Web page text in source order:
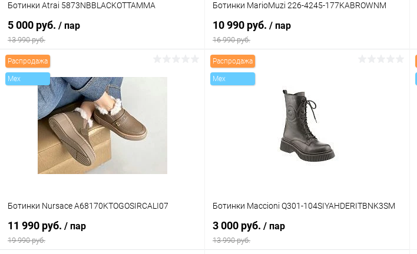
Ботинки Atrai 5873NBBLACKOTTAMMA
5 000 руб. / пар
13 990 руб.
Купить в 1 клик
В избранное В наличии
Ботинки MarioMuzi 226-4245-177KABROWNM
10 990 руб. / пар
16 990 руб.
Распродажа
Mex
Ботинки Nursace A68170KTOGOSIRCALI07
11 990 руб. / пар
19 990 руб.
Распродажа
Mex
Ботинки Maccioni Q301-104SIYAHDERITBNK3SM
3 000 руб. / пар
13 990 руб.